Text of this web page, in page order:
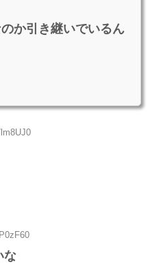
か引き継いでいるん
な